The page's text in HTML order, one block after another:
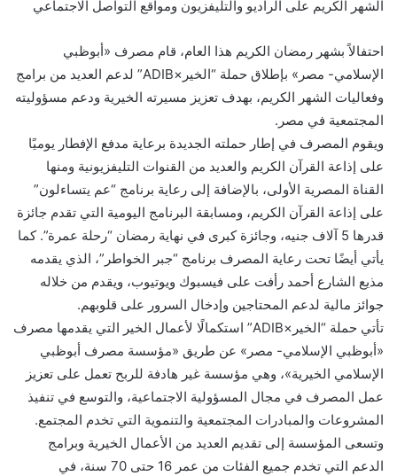
الشهر الكريم على الراديو والتليفزيون ومواقع التواصل الاجتماعي
احتفالاً بشهر رمضان الكريم هذا العام، قام مصرف «أبوظبي
الإسلامي- مصر» بإطلاق حملة “الخير×ADIB” لدعم العديد من برامج
وفعاليات الشهر الكريم، بهدف تعزيز مسيرته الخيرية ودعم مسؤوليته
المجتمعية في مصر.
ويقوم المصرف في إطار حملته الجديدة برعاية مدفع الإفطار يوميًا
على إذاعة القرآن الكريم والعديد من القنوات التليفزيونية ومنها
القناة المصرية الأولى، بالإضافة إلى رعاية برنامج “عم يتساءلون”
على إذاعة القرآن الكريم، ومسابقة البرنامج اليومية التي تقدم جائزة
قدرها 5 آلاف جنيه، وجائزة كبرى في نهاية رمضان “رحلة عمرة”. كما
يأتي أيضًا تحت رعاية المصرف برنامج “جبر الخواطر”، الذي يقدمه
مذيع الشارع أحمد رأفت على فيسبوك ويوتيوب، ويقدم من خلاله
جوائز مالية لدعم المحتاجين وإدخال السرور على قلوبهم.
تأتي حملة “الخير×ADIB” استكمالًا لأعمال الخير التي يقدمها مصرف
«أبوظبي الإسلامي- مصر» عن طريق «مؤسسة مصرف أبوظبي
الإسلامي الخيرية»، وهي مؤسسة غير هادفة للربح تعمل على تعزيز
عمل المصرف في مجال المسؤولية الاجتماعية، والتوسع في تنفيذ
المشروعات والمبادرات المجتمعية والتنموية التي تخدم المجتمع.
وتسعى المؤسسة إلى تقديم العديد من الأعمال الخيرية وبرامج
الدعم التي تخدم جميع الفئات من عمر 16 حتى 70 سنة، في